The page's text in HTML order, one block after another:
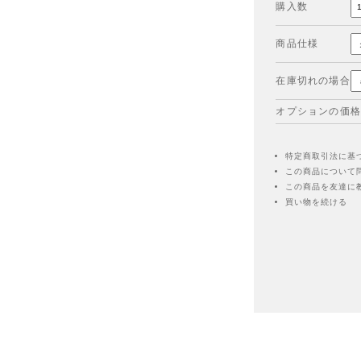
購入数
商品仕様
在庫切れの場合
オプションの価
特定商取引法に基
この商品について
この商品を友達に
買い物を続ける